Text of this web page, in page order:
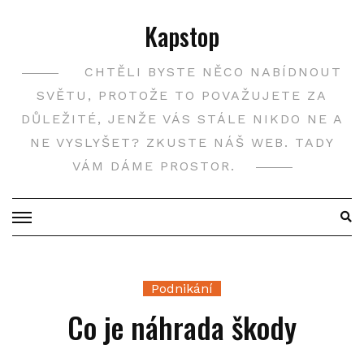
Kapstop
CHTĚLI BYSTE NĚCO NABÍDNOUT
SVĚTU, PROTOŽE TO POVAŽUJETE ZA
DŮLEŽITÉ, JENŽE VÁS STÁLE NIKDO NE A
NE VYSLYŠET? ZKUSTE NÁŠ WEB. TADY
VÁM DÁME PROSTOR.
Podnikání
Co je náhrada škody